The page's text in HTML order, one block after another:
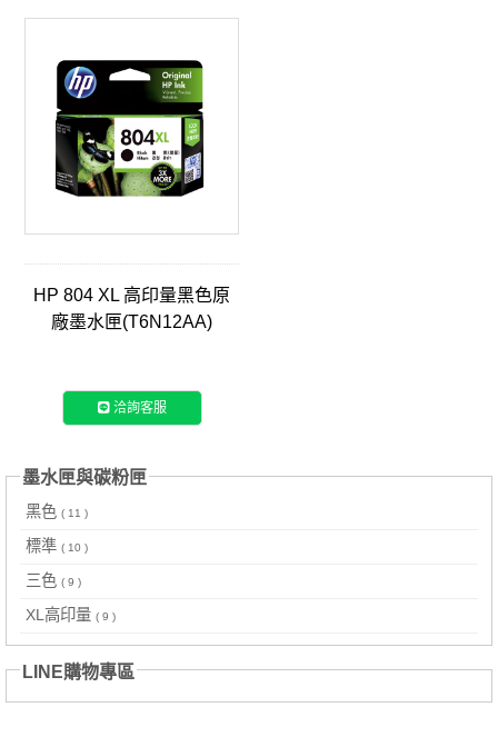
HP 804 XL 高印量黑色原
廠墨水匣(T6N12AA)
洽詢客服
墨水匣與碳粉匣
黑色 ( 11 )
標準 ( 10 )
三色 ( 9 )
XL高印量 ( 9 )
LINE購物專區